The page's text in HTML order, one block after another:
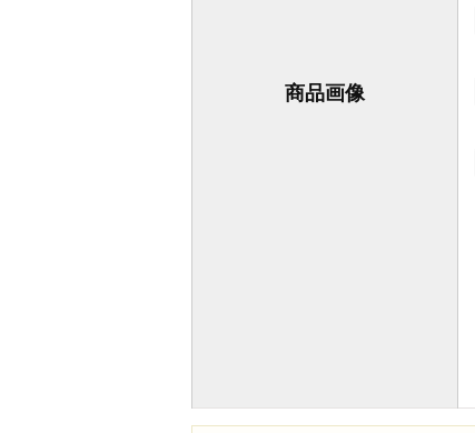
商品画像